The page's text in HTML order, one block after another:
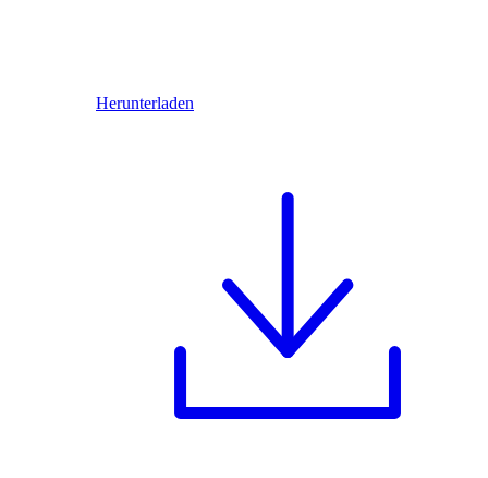
Herunterladen